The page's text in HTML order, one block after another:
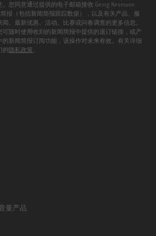
您同意通过提供的电子邮箱接收 Georg Neumann
简报（包括新闻简报跟踪数据），以及有关产品、服
、最新优惠、活动、比赛或问卷调查的更多信息。
可随时使用收到的新闻简报中提供的退订链接，或产
的新闻简报订阅功能，该操作对未来有效。有关详细
的 隐私政策。
曼产品